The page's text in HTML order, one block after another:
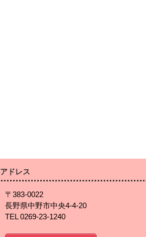
アドレス
〒383-0022
長野県中野市中央4-4-20
TEL 0269-23-1240